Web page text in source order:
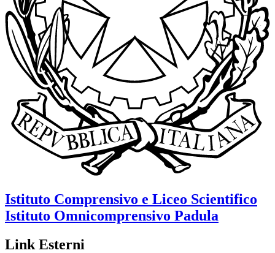
Istituto Comprensivo e Liceo Scientifico
Istituto Omnicomprensivo Padula
Link Esterni